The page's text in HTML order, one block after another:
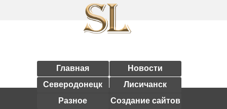
Главная
Новости
Северодонецк
Лисичанск
Разное
Создание сайтов